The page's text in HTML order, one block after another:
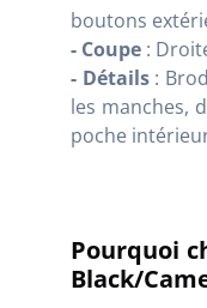
boutons
- Coupe :
- Détails:
les manches,
poche
Pourquoi
Black/